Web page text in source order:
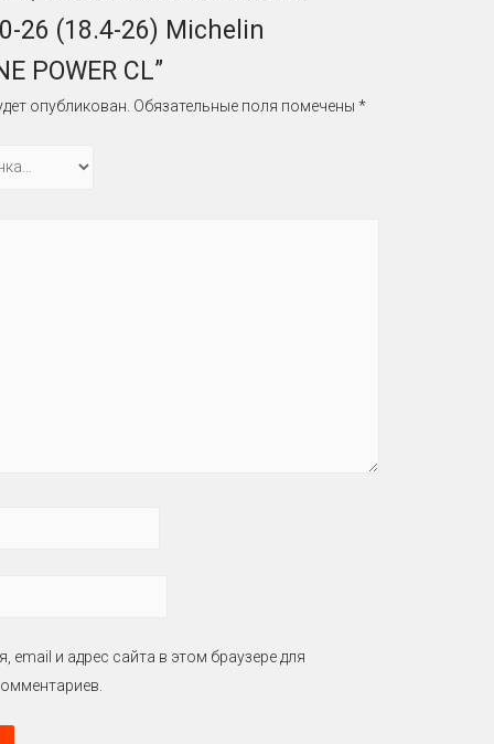
26 (18.4-26) Michelin
POWER CL”
опубликован. Обязательные поля помечены *
email и адрес сайта в этом браузере для